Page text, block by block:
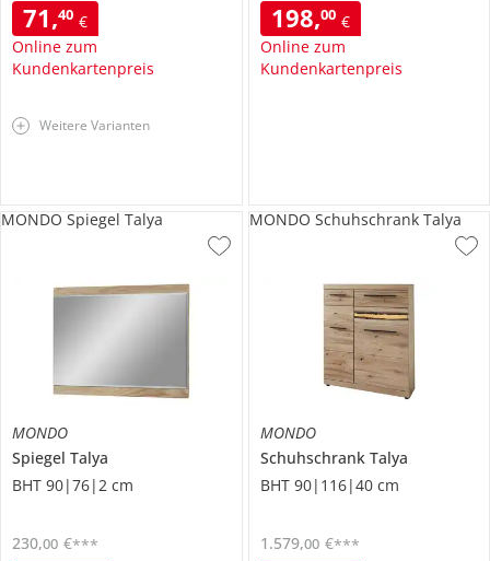
71,40 €
Online zum
Kundenkartenpreis
Weitere Varianten
198,00 €
Online zum
Kundenkartenpreis
MONDO
Spiegel Talya
BHT 90|76|2 cm
230,00 €***
MONDO Spiegel Talya
MONDO
Schuhschrank Talya
BHT 90|116|40 cm
1.579,00 €***
MONDO Schuhschrank Talya